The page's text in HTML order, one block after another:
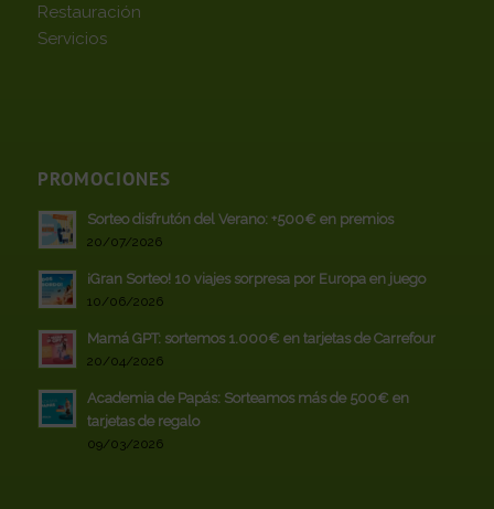
Restauración
Servicios
PROMOCIONES
Sorteo disfrutón del Verano: +500€ en premios
20/07/2026
¡Gran Sorteo! 10 viajes sorpresa por Europa en juego
10/06/2026
Mamá GPT: sortemos 1.000€ en tarjetas de Carrefour
20/04/2026
Academia de Papás: Sorteamos más de 500€ en
tarjetas de regalo
09/03/2026